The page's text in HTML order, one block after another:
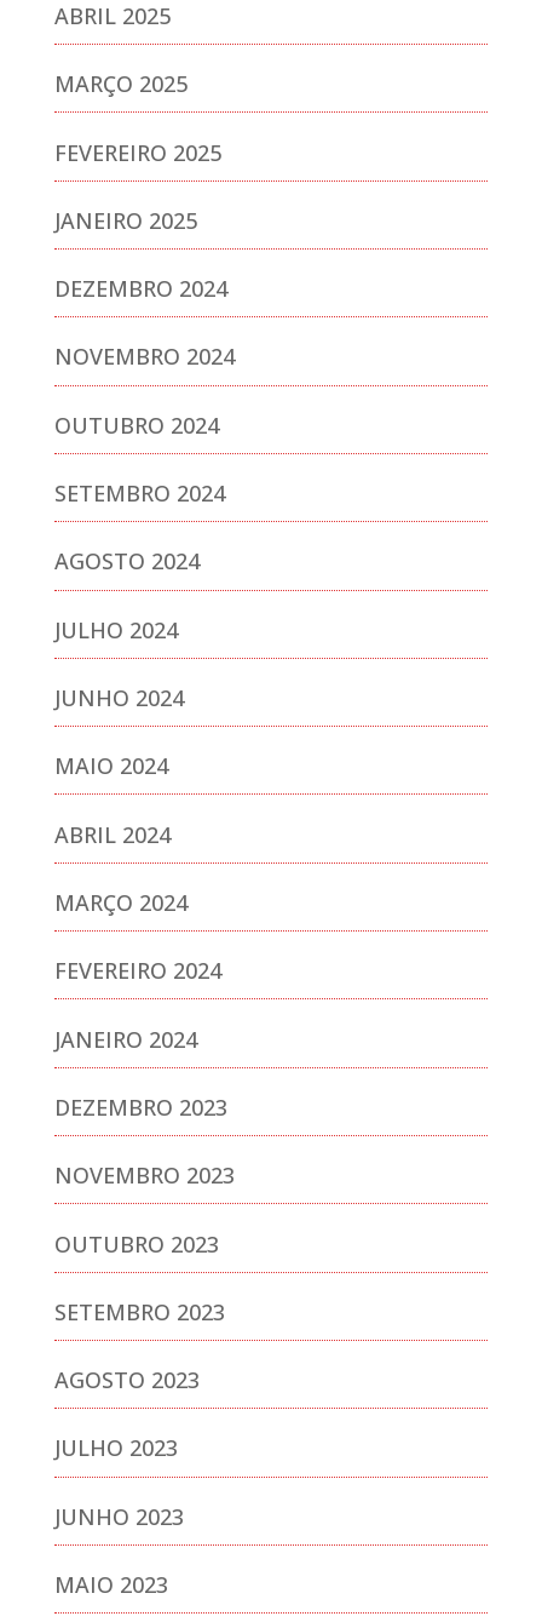
ABRIL 2025
MARÇO 2025
FEVEREIRO 2025
JANEIRO 2025
DEZEMBRO 2024
NOVEMBRO 2024
OUTUBRO 2024
SETEMBRO 2024
AGOSTO 2024
JULHO 2024
JUNHO 2024
MAIO 2024
ABRIL 2024
MARÇO 2024
FEVEREIRO 2024
JANEIRO 2024
DEZEMBRO 2023
NOVEMBRO 2023
OUTUBRO 2023
SETEMBRO 2023
AGOSTO 2023
JULHO 2023
JUNHO 2023
MAIO 2023